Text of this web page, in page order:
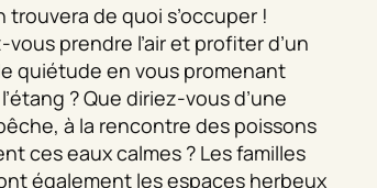
trouvera de quoi s’occuper !
prendre l’air et profiter d’un
quiétude en vous promenant
? Que diriez-vous d’une
à la rencontre des poissons
ces eaux calmes ? Les familles
également les espaces herbeux